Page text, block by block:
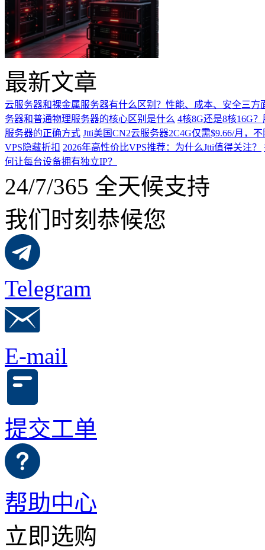
最新文章
云服务器和裸金属服务器有什么区别？性能、成本、安全三方
务器和普通物理服务器的核心区别是什么 4核8G还是8核16G
服务器的正确方式 Jtti美国CN2云服务器2C4G仅需$9.66/月，
VPS隐藏折扣 2026年高性价比VPS推荐：为什么Jtti值得关注？
何让每台设备拥有独立IP？
24/7/365 全天候支持
我们时刻恭候您
Telegram
E-mail
提交工单
帮助中心
立即选购